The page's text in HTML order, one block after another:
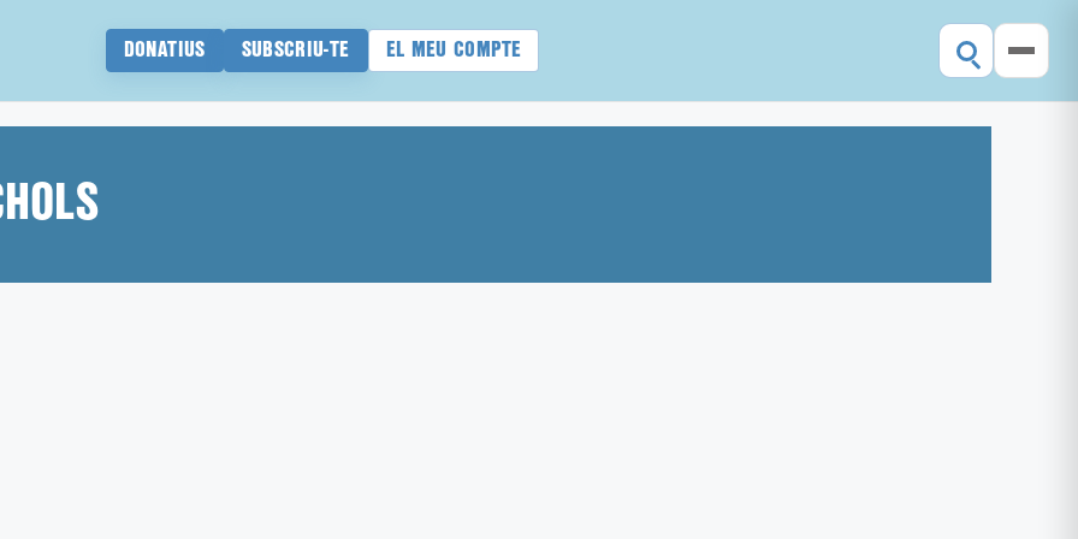
DONATIUS SUBSCRIU-TE EL MEU COMPTE